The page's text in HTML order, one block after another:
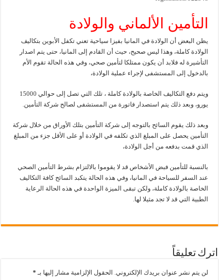
التأمين الألماني والولادة
يظن البعض أن الولادة في المانيا بفيزا سياحية تعني تكفل الأبوين بتكاليف
الولادة كاملة، وهذا ليس صحيح، حيث أن القادم إلى المانيا، حتى يتم اصدار
التأشيرة له فلابد أن يكون ممتلكا لتأمين صحي، وفي هذه الحالة تقوم الأم
بالدخول إلى المستشفى لإجراء عملية الولادة،
ويتم دفع التكاليف الخاصة بالولادة كاملة ، تلك التي تصل إلى حوالي 15000
يورو، وبعد ذلك يتم استصدار فاتورة من المستشفى لصالح شركة التأمين.
وبعد ذلك يقوم السائح بالتوجه إلى شركة التأمين بتلك الأوراق من خلال شركة
التأمين يحصل على المبلغ الذي تكلفه في الولادة أو على الأقل جزء من المبلغ
الذي قمت بدفعه من أجل الولادة،
بالنسبة للتأمين فبض الأشخاص قد لا يقوموا بالالتزام بشرط التأمين الصحي
عند السفر للسياحة في المانيا، وفي هذه الحالة يتكبد السائح كافة التكاليف
الخاصة بالولادة كاملة، ولكن تبقى الميزة الواحدة في هذه الحالة الرعاية
الطبية التي قد لا تجد مثيلا لها.
اترك تعليقاً
لن يتم نشر عنوان بريدك الإلكتروني. الحقول الإلزامية مشار إليها بـ *